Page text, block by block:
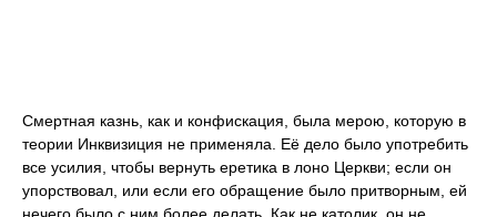
Смертная казнь, как и конфискация, была мерою, которую в
теории Инквизиция не применяла. Её дело было употребить
все усилия, чтобы вернуть еретика в лоно Церкви; если он
упорствовал, или если его обращение было притворным, ей
нечего было с ним более делать. Как не католик, он не